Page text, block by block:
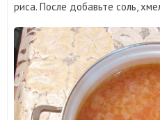
риса. После добавьте соль,